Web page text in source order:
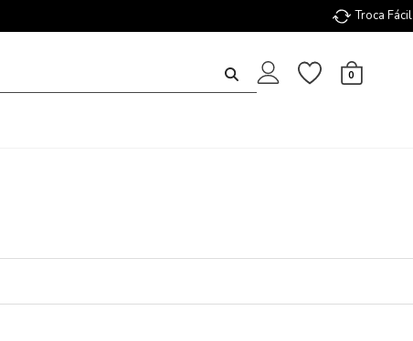
Troca Fácil
0